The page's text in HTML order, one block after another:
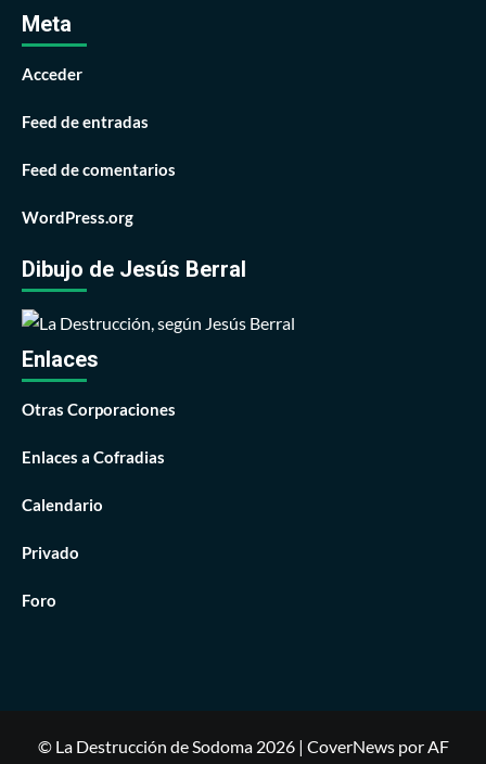
Meta
Acceder
Feed de entradas
Feed de comentarios
WordPress.org
Dibujo de Jesús Berral
Enlaces
Otras Corporaciones
Enlaces a Cofradias
Calendario
Privado
Foro
© La Destrucción de Sodoma 2026 | CoverNewspor AF